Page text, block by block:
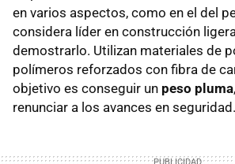
en varios aspectos, como en el del
considera líder en construcción
demostrarlo. Utilizan materiales de
polímeros reforzados con fibra de
objetivo es conseguir un peso pluma
renunciar a los avances en seguridad.